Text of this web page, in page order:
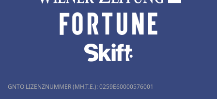
GNTO LIZENZNUMMER (MH.T.E.): 0259Ε60000576001